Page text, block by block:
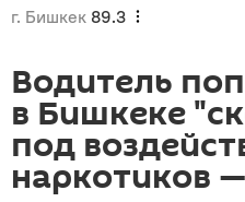
г. Бишкек 89.3
Водитель
в Бишкеке
под
наркотиков